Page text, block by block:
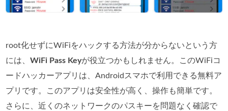
root化せずにWiFiをハックする方法が分からないという方
には、WiFi Pass Keyが役立つかもしれません。このWiFiコ
ードハッカーアプリは、Androidスマホで利用できる無料ア
プリです。このアプリは安全性が高く、操作も簡単です。
さらに、近くのネットワークのパスキーを問題なく確認で